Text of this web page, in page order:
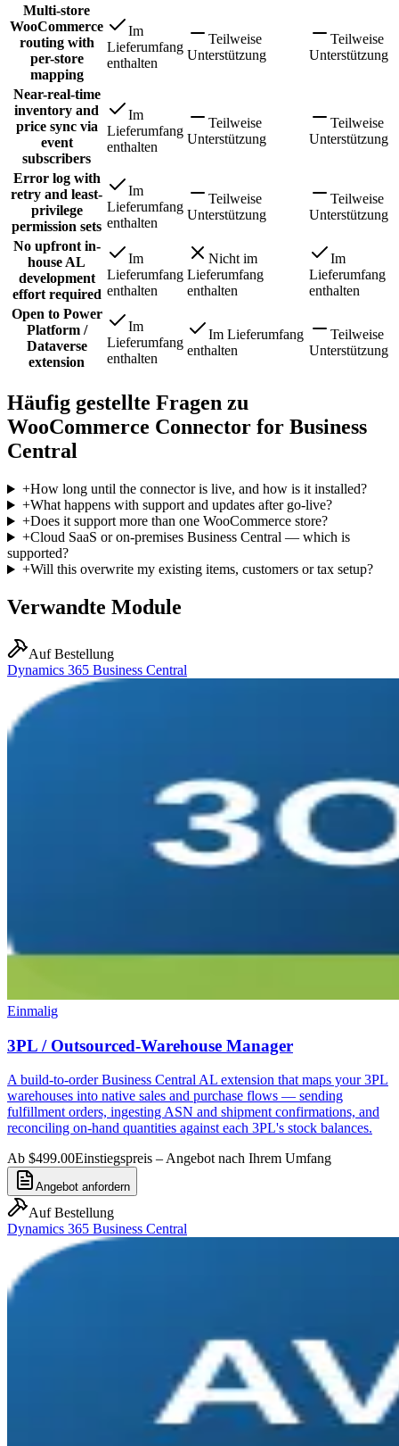
Multi-store
WooCommerce
routing with
per-store
mapping
Im
Lieferumfang
enthalten
Teilweise
Unterstützung
Teilweise
Unterstützung
Near-real-time
inventory and
price sync via
event
subscribers
Im
Lieferumfang
enthalten
Teilweise
Unterstützung
Teilweise
Unterstützung
Error log with
retry and least-
privilege
permission sets
Im
Lieferumfang
enthalten
Teilweise
Unterstützung
Teilweise
Unterstützung
No upfront in-
house AL
development
effort required
Im
Lieferumfang
enthalten
Nicht im
Lieferumfang
enthalten
Im
Lieferumfang
enthalten
Open to Power
Platform /
Dataverse
extension
Im
Lieferumfang
enthalten
Im Lieferumfang
enthalten
Teilweise
Unterstützung
Häufig gestellte Fragen zu
WooCommerce Connector for Business
Central
+How long until the connector is live, and how is it installed?
+What happens with support and updates after go-live?
+Does it support more than one WooCommerce store?
+Cloud SaaS or on-premises Business Central — which is
supported?
+Will this overwrite my existing items, customers or tax setup?
Verwandte Module
Auf Bestellung
Dynamics 365 Business Central
Einmalig
3PL / Outsourced-Warehouse Manager
A build-to-order Business Central AL extension that maps your 3PL
warehouses into native sales and purchase flows — sending
fulfillment orders, ingesting ASN and shipment confirmations, and
reconciling on-hand quantities against each 3PL's stock balances.
Ab $499.00Einstiegspreis – Angebot nach Ihrem Umfang
Angebot anfordern
Auf Bestellung
Dynamics 365 Business Central